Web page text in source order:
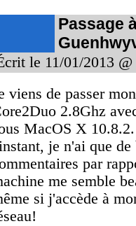
Passage
le 11/01/2013
viens de passer
2.8Ghz
MacOS X
je n'ai que de
par
me semble
si j'accède à